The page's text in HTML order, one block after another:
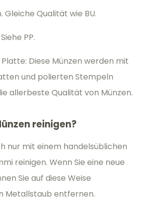
Gleiche Qualität wie BU.
PP.
Platte: Diese Münzen werden mit
und polierten Stempeln
allerbeste Qualität von Münzen.
reinigen?
nur mit einem handelsüblichen
reinigen. Wenn Sie eine neue
Sie auf diese Weise
Metallstaub entfernen.